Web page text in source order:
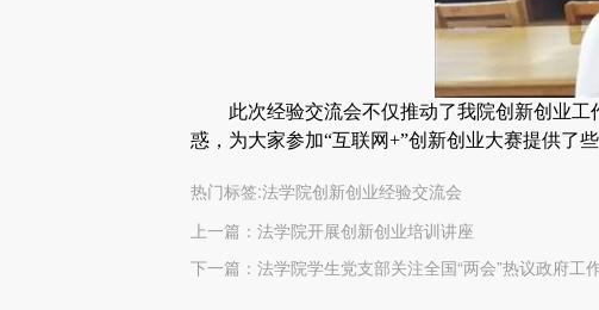
此次经验交流会不仅推动了我院创新创业
惑，为大家参加“互联网+”创新创业大赛提供了
热门标签:法学院创新创业经验交流会
上一篇： 法学院开展创新创业培训讲座
下一篇： 法学院学生党支部关注全国“两会”热议政府工